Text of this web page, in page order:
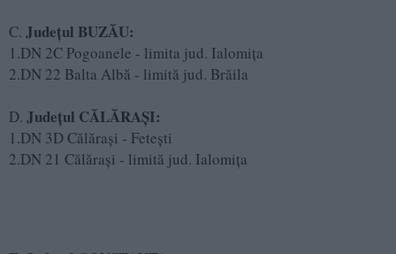
C. Județul BUZĂU:
1.DN 2C Pogoanele - limita jud. Ialomița
2.DN 22 Balta Albă - limită jud. Brăila
D. Județul CĂLĂRAȘI:
1.DN 3D Călărași - Fetești
2.DN 21 Călărași - limită jud. Ialomița